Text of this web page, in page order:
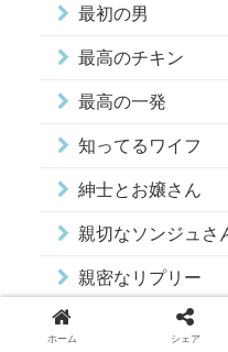
最初の男
最高のチキン
最高の一発
知ってるワイフ
紳士とお嬢さん
親切なソンジュさ
親密なリプリー
韓国版 最高の離
ホーム シェア